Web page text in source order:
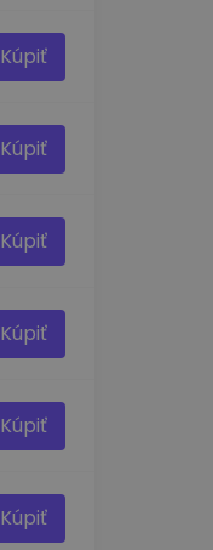
Kúpiť
Kúpiť
Kúpiť
Kúpiť
Kúpiť
Kúpiť